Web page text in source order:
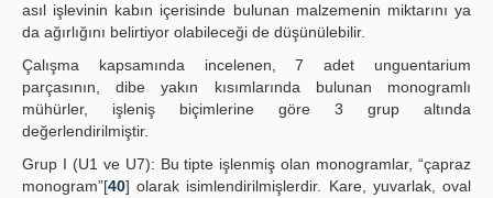
asıl işlevinin kabın içerisinde bulunan malzemenin miktarını ya
da ağırlığını belirtiyor olabileceği de düşünülebilir.
Çalışma kapsamında incelenen, 7 adet unguentarium
parçasının, dibe yakın kısımlarında bulunan monogramlı
mühürler, işleniş biçimlerine göre 3 grup altında
değerlendirilmiştir.
Grup I (U1 ve U7): Bu tipte işlenmiş olan monogramlar, “çapraz
monogram”[40] olarak isimlendirilmişlerdir. Kare, yuvarlak, oval